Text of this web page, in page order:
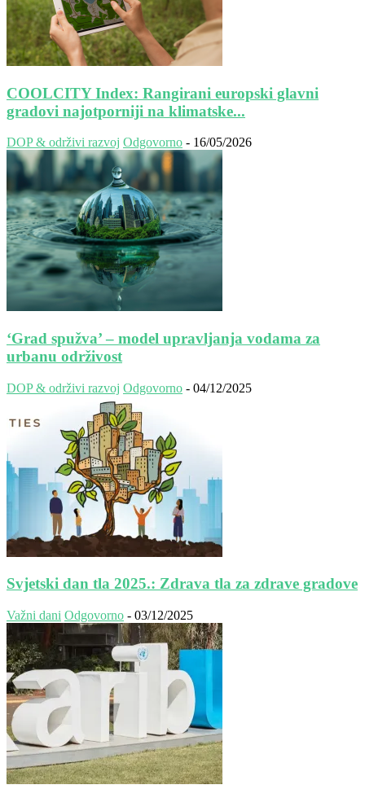
COOLCITY Index: Rangirani europski glavni
gradovi najotporniji na klimatske...
DOP & održivi razvoj Odgovorno - 16/05/2026
‘Grad spužva’ – model upravljanja vodama za
urbanu održivost
DOP & održivi razvoj Odgovorno - 04/12/2025
Svjetski dan tla 2025.: Zdrava tla za zdrave gradove
Važni dani Odgovorno - 03/12/2025